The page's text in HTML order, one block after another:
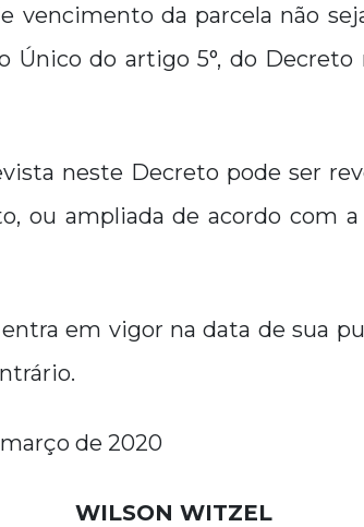
vencimento da parcela não
Único do artigo 5°, do Decreto
neste Decreto pode ser
ou ampliada de acordo com
em vigor na data de sua
de 2020
WILSON WITZEL